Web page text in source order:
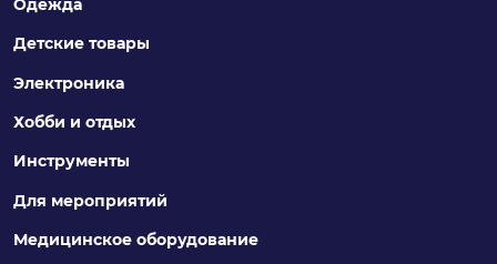
Одежда
Детские товары
Электроника
Хобби и отдых
Инструменты
Для мероприятий
Медицинское оборудование